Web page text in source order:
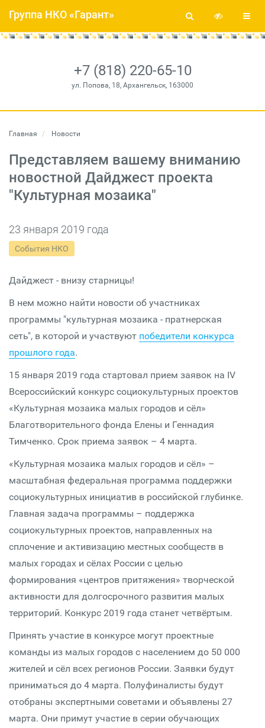
+7 (818) 220-65-10
ул. Попова, 18, Архангельск, 163000
Группа НКО «Гарант»
Главная Новости
Представляем вашему вниманию
новостной Дайджест проекта
"Культурная мозаика"
23 января 2019 года
События НКО
Дайджест - внизу старницы!
В нем можно найти новости об участниках
программы "культурная мозаика - пратнерская
сеть", в которой и участвуют победители конкурса
прошлого года.
15 января 2019 года стартовал прием заявок на IV
Всероссийский конкурс социокультурных проектов
«Культурная мозаика малых городов и сёл»
Благотворительного фонда Елены и Геннадия
Тимченко. Срок приема заявок – 4 марта.
«Культурная мозаика малых городов и сёл» –
масштабная федеральная программа поддержки
социокультурных инициатив в российской глубинке.
Главная задача программы – поддержка
социокультурных проектов, направленных на
сплочение и активизацию местных сообществ в
малых городах и сёлах России с целью
формирования «центров притяжения» творческой
активности для долгосрочного развития малых
территорий. Конкурс 2019 года станет четвёртым.
Принять участие в конкурсе могут проектные
команды из малых городов с населением до 50 000
жителей и сёл всех регионов России. Заявки будут
приниматься до 4 марта. Полуфиналисты будут
отобраны экспертными советами и объявлены 27
марта. Они примут участие в серии обучающих